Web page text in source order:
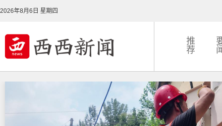
2026年8月6日 星期四
推
荐